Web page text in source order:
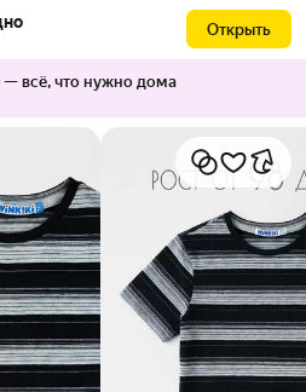
Открыть
всё, что нужно дома